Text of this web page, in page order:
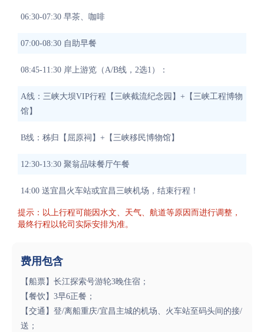
06:30-07:30 早茶、咖啡
07:00-08:30 自助早餐
08:45-11:30 岸上游览（A/B线，2选1）：
A线：三峡大坝VIP行程【三峡截流纪念园】+【三峡工程博物
馆】
B线：秭归【屈原祠】+【三峡移民博物馆】
12:30-13:30 聚翁品味餐厅午餐
14:00 送宜昌火车站或宜昌三峡机场，结束行程！
提示：以上行程可能因水文、天气、航道等原因而进行调整，
最终行程以轮司实际安排为准。
费用包含
【船票】长江探索号游轮3晚住宿；
【餐饮】3早6正餐；
【交通】登/离船重庆/宜昌主城的机场、火车站至码头间的接/
送；